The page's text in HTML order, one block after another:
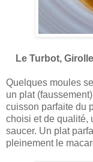
Le Turbot,
Quelques moules
un plat
cuisson parfaite du
choisi et de qualité,
saucer. Un plat
pleinement le